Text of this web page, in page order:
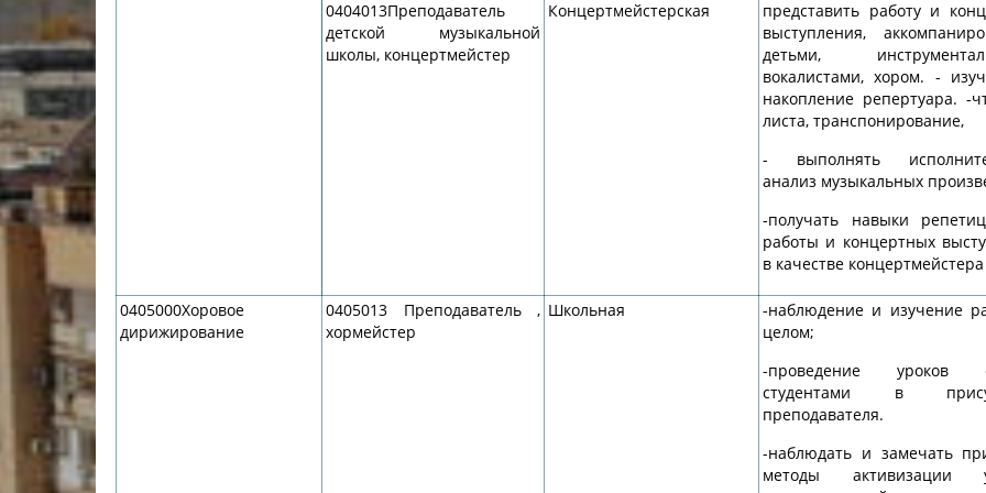
Учебно-материальная база
Годовой план работы на
учебный год
2025-2026 учебный год
0404013Преподаватель
детской музыкальной
школы, концертмейстер
Концертмейстерская
представить работу и
выступления,
детьми,
вокалистами, хором. -
накопление репертуара. -
листа, транспонирование,
- выполнять
анализ музыкальных
-получать навыки
работы и концертных
в качестве концертмейстера
0405000Хоровое
дирижирование
0405013 Преподаватель ,
хормейстер
Школьная
-наблюдение и изучение
целом;
-проведение уроков
студентами в
преподавателя.
-наблюдать и замечать
методы активизации